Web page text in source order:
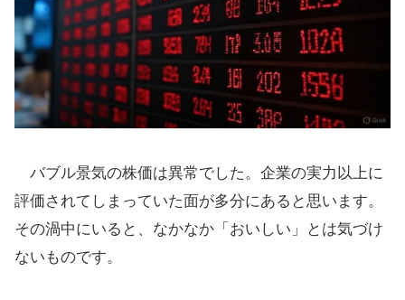
バブル景気の株価は異常でした。企業の実力以上に
評価されてしまっていた面が多分にあると思います。
その渦中にいると、なかなか「おいしい」とは気づけ
ないものです。